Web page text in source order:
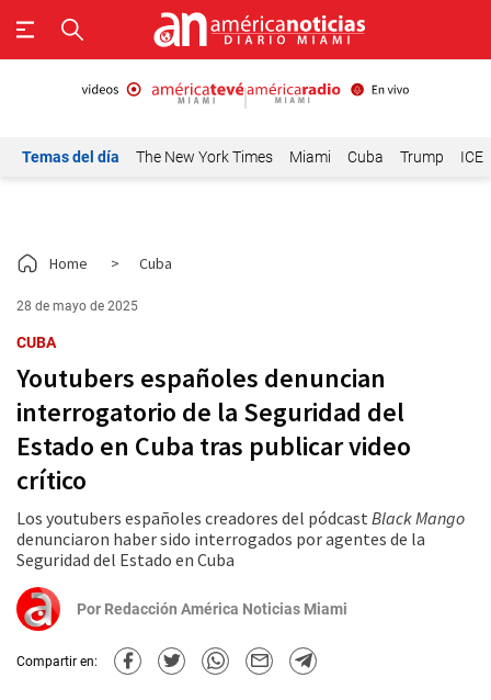
Temas del día The New York Times Miami Cuba Trump ICE
Home > Cuba
28 de mayo de 2025
CUBA
Youtubers españoles denuncian
interrogatorio de la Seguridad del
Estado en Cuba tras publicar video
crítico
Los youtubers españoles creadores del pódcast Black Mango
denunciaron haber sido interrogados por agentes de la
Seguridad del Estado en Cuba
Por Redacción América Noticias Miami
Compartir en: